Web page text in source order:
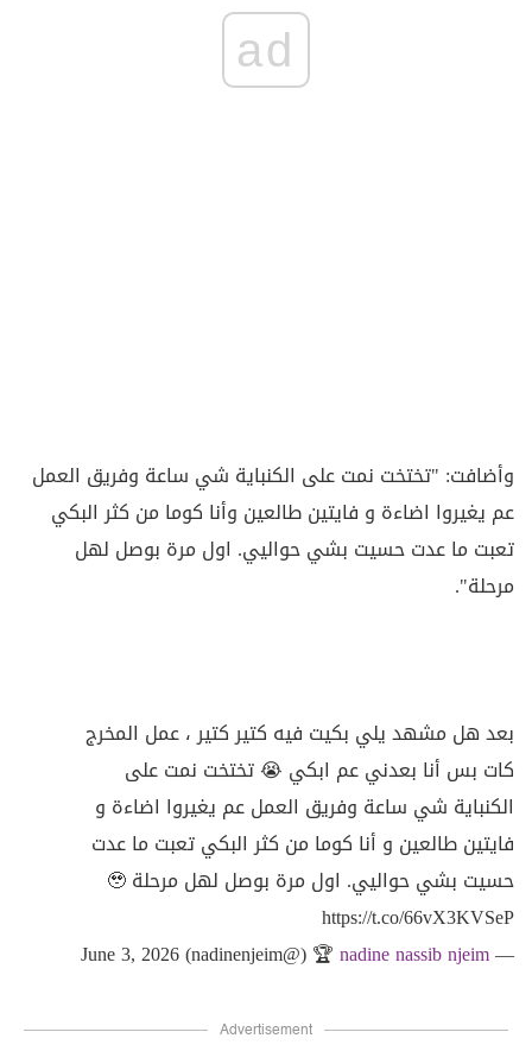
ad
وأضافت: "تختخت نمت على الكنباية شي ساعة وفريق العمل
عم يغيروا اضاءة و فايتين طالعين وأنا كوما من كثر البكي
تعبت ما عدت حسيت بشي حواليي. اول مرة بوصل لهل
مرحلة".
بعد هل مشهد يلي بكيت فيه كتير كتير ، عمل المخرج
كات بس أنا بعدني عم ابكي 😭 تختخت نمت على
الكنباية شي ساعة وفريق العمل عم يغيروا اضاءة و
فايتين طالعين و أنا كوما من كثر البكي تعبت ما عدت
حسيت بشي حواليي. اول مرة بوصل لهل مرحلة 🥹
https://t.co/66vX3KVSeP
—
nadine nassib njeim
🏆 (@nadinenjeim)
June 3, 2026
Advertisement